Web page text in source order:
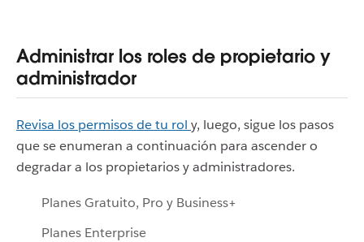
Administrar los roles de propietario y
administrador
Revisa los permisos de tu rol y, luego, sigue los pasos
que se enumeran a continuación para ascender o
degradar a los propietarios y administradores.
Planes Gratuito, Pro y Business+
Planes Enterprise